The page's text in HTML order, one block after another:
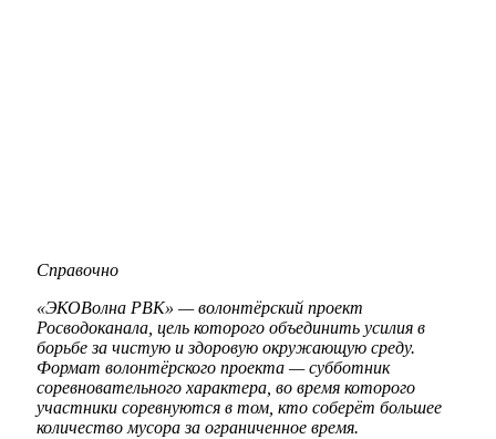
Справочно
«ЭКОВолна РВК» — волонтёрский проект
Росводоканала, цель которого объединить усилия в
борьбе за чистую и здоровую окружающую среду.
Формат волонтёрского проекта — субботник
соревновательного характера, во время которого
участники соревнуются в том, кто соберёт большее
количество мусора за ограниченное время.